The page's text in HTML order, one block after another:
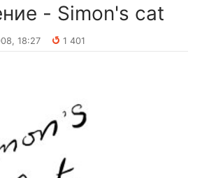
- Simon's cat
18:27
1 401